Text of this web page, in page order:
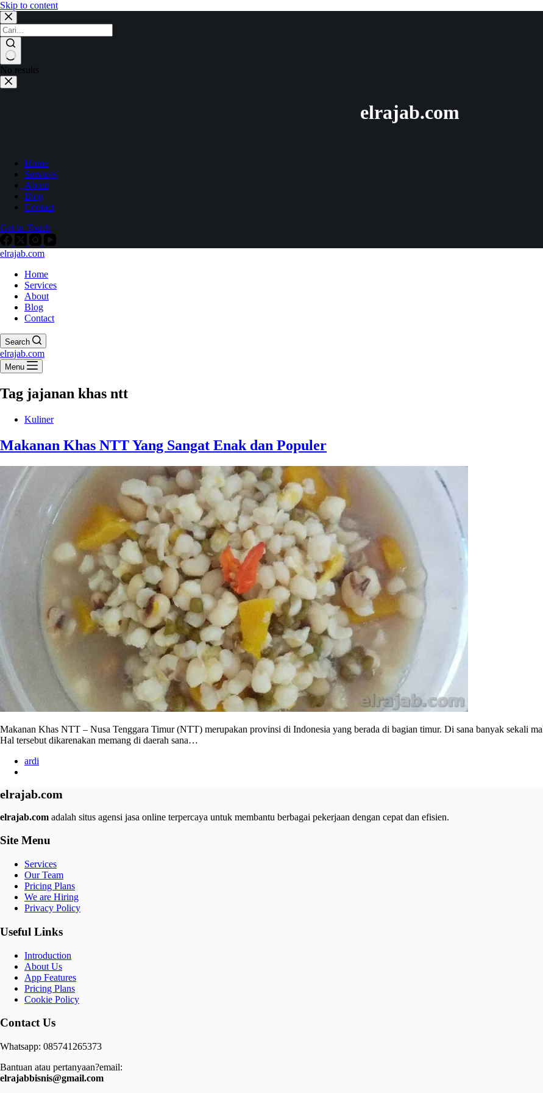
Skip to content
No results
elrajab.com
Home
Services
About
Blog
Contact
Get in Touch
elrajab.com
Home
Services
About
Blog
Contact
Search
elrajab.com
Menu
Tag jajanan khas ntt
Kuliner
Makanan Khas NTT Yang Sangat Enak dan Populer
Makanan Khas NTT – Nusa Tenggara Timur (NTT) merupakan provinsi di Indonesia yang berada di bagian timur. Di sana banyak sekali
Hal tersebut dikarenakan memang di daerah sana…
ardi
elrajab.com
elrajab.com adalah situs agensi jasa online terpercaya untuk membantu berbagai pekerjaan dengan cepat dan efisien.
Site Menu
Services
Our Team
Pricing Plans
We are Hiring
Privacy Policy
Useful Links
Introduction
About Us
App Features
Pricing Plans
Cookie Policy
Contact Us
Whatsapp: 085741265373
Bantuan atau pertanyaan?email:
elrajabbisnis@gmail.com